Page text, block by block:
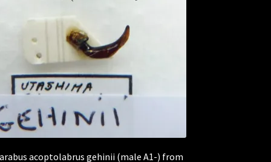
acoptolabrus gehinii (male A1-) from